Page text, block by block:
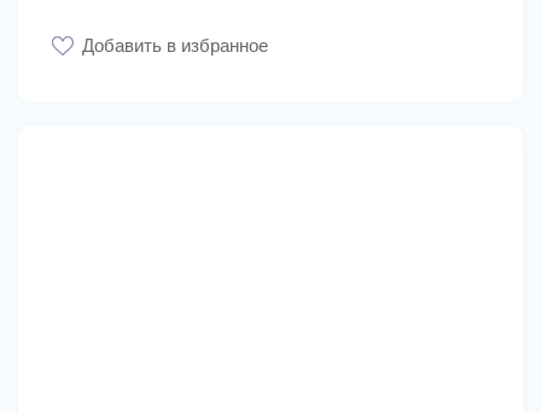
Добавить в избранное